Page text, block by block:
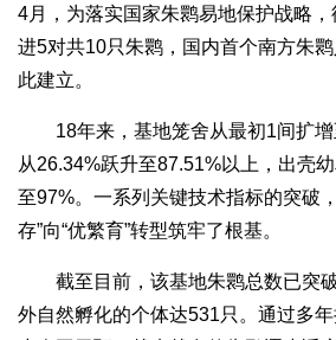
4月，为落实国家朱鹮易地保护战略，
进5对共10只朱鹮，国内首个南方朱
此建立。
18年来，基地笼舍从最初1间扩增
从26.34%跃升至87.51%以上，出壳
至97%。一系列关键技术指标的突破
存”向“优繁育”转型筑牢了根基。
截至目前，该基地朱鹮总数已突
外自然孵化的个体达531只。通过多